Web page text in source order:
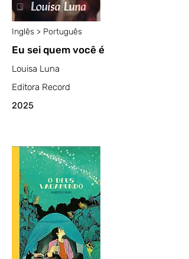
Inglês > Português
Eu sei quem você é
Louisa Luna
Editora Record
2025